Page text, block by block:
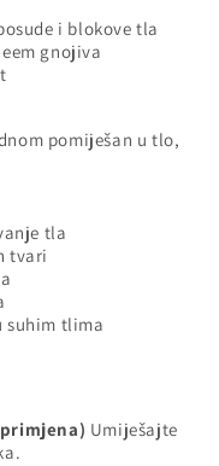
i blokove tla
gnojiva
pomiješan u tlo,
tla
tvari
suhim tlima
Umiješajte